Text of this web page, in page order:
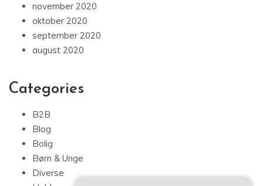
november 2020
oktober 2020
september 2020
august 2020
Categories
B2B
Blog
Bolig
Børn & Unge
Diverse